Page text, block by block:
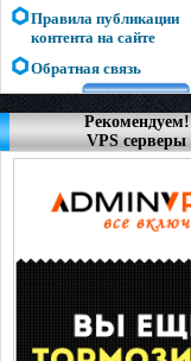
Правила публикации
контента на сайте
Обратная связь
Рекомендуем!
VPS серверы